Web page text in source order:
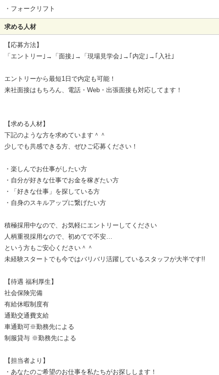
・フォークリフト
求める人材
【応募方法】
「エントリー｣→「面接｣→「現場見学会｣→｢内定｣→｢入社｣
エントリーから最短1日で内定も可能！
来社面接はもちろん、電話・Web・出張面接も対応してます！
【求める人材】
下記のような方を求めています＾＾
少しでも共感できる方、ぜひご応募ください！
・楽しんでお仕事がしたい方
・自分が好きな仕事でお金を稼ぎたい方
・「好きな仕事」を探している方
・自身のスキルアップに繋げたい方
積極採用中なので、お気軽にエントリーしてください
人柄重視採用なので、初めてで不安…
という方もご安心ください＾＾
未経験スタートでも今ではバリバリ活躍しているスタッフが大半です!!
【待遇 福利厚生】
社会保険完備
有給休暇制度有
通勤交通費支給
車通勤可※勤務先による
制服貸与 ※勤務先による
【担当者より】
・あなたのご希望のお仕事を私たちがお探しします！